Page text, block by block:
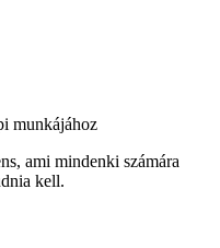
munkájához
ami mindenki számára
kell.